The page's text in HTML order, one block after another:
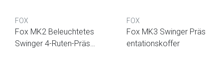
FOX
Fox MK2 Beleuchtetes
Swinger 4-Ruten-Präse
FOX
Fox MK3 Swinger Präs
entationskoffer